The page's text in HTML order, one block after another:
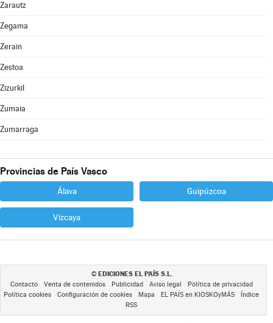
Zarautz
Zegama
Zerain
Zestoa
Zizurkil
Zumaia
Zumarraga
Provincias de País Vasco
Álava Guipúzcoa
Vizcaya
© EDICIONES EL PAÍS S.L.
Contacto Venta de contenidos Publicidad Aviso legal
Política de privacidad
Política cookies
Configuración de cookies Mapa EL PAÍS en KIOSKOyMÁS
Índice
RSS